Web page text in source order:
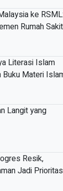
ke RSML:
Rumah Sakit
Literasi Islam
Buku Materi
Langit yang
Resik,
Jadi Prioritas